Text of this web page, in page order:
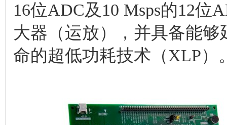
16位ADC及10 Msps的12
大器（运放），并具备能
命的超低功耗技术（XLP）